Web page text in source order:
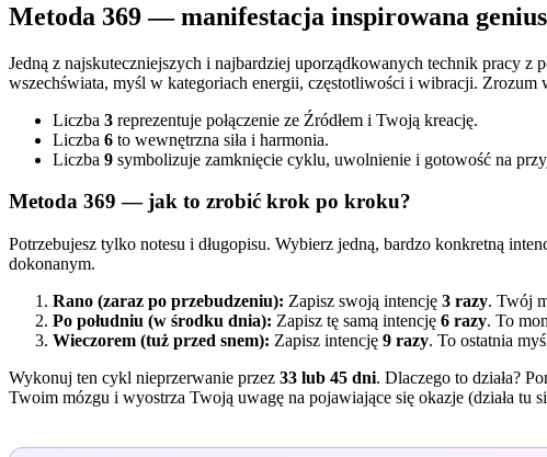
Metoda 369 — manifestacja inspirowana
Jedną z najskuteczniejszych i najbardziej uporządkowanych technik pracy z
wszechświata, myśl w kategoriach energii, częstotliwości i wibracji. Zrozum
Liczba 3 reprezentuje połączenie ze Źródłem i Twoją kreację.
Liczba 6 to wewnętrzna siła i harmonia.
Liczba 9 symbolizuje zamknięcie cyklu, uwolnienie i gotowość na
Metoda 369 — jak to zrobić krok po kroku?
Potrzebujesz tylko notesu i długopisu. Wybierz jedną, bardzo konkretną
dokonanym.
Rano (zaraz po przebudzeniu): Zapisz swoją intencję 3 razy. Twój
Po południu (w środku dnia): Zapisz tę samą intencję 6 razy. To
Wieczorem (tuż przed snem): Zapisz intencję 9 razy. To ostatnia
Wykonuj ten cykl nieprzerwanie przez 33 lub 45 dni. Dlaczego to działa?
Twoim mózgu i wyostrza Twoją uwagę na pojawiające się okazje (działa